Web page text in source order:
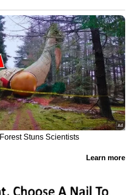
പോളിസി:
മതിയായ കവറേജ്
പ്ലാന്‍ എടുക്കുക.
ചികിത്സയ്ക്കായി
എപ്പോഴും മാറ്റി
ഈ കരുതിവെക്കലുകള്‍
തകര്‍ച്ചയില്‍ നിന്ന്
ഉറപ്പാണ്.